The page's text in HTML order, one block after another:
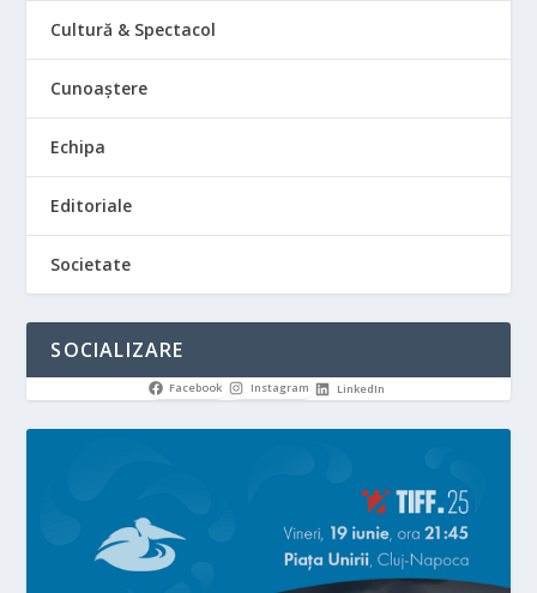
Cultură & Spectacol
Cunoaștere
Echipa
Editoriale
Societate
SOCIALIZARE
Facebook Instagram LinkedIn